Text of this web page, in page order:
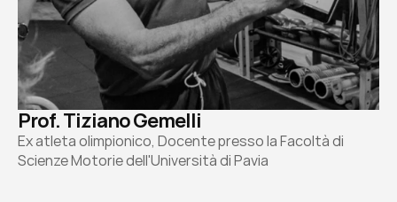
Prof. Tiziano Gemelli
Ex atleta olimpionico, Docente presso la Facoltà di
Scienze Motorie dell'Università di Pavia